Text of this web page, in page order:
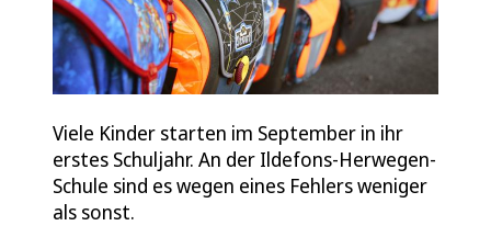
Viele Kinder starten im September in ihr
erstes Schuljahr. An der Ildefons-Herwegen-
Schule sind es wegen eines Fehlers weniger
als sonst.